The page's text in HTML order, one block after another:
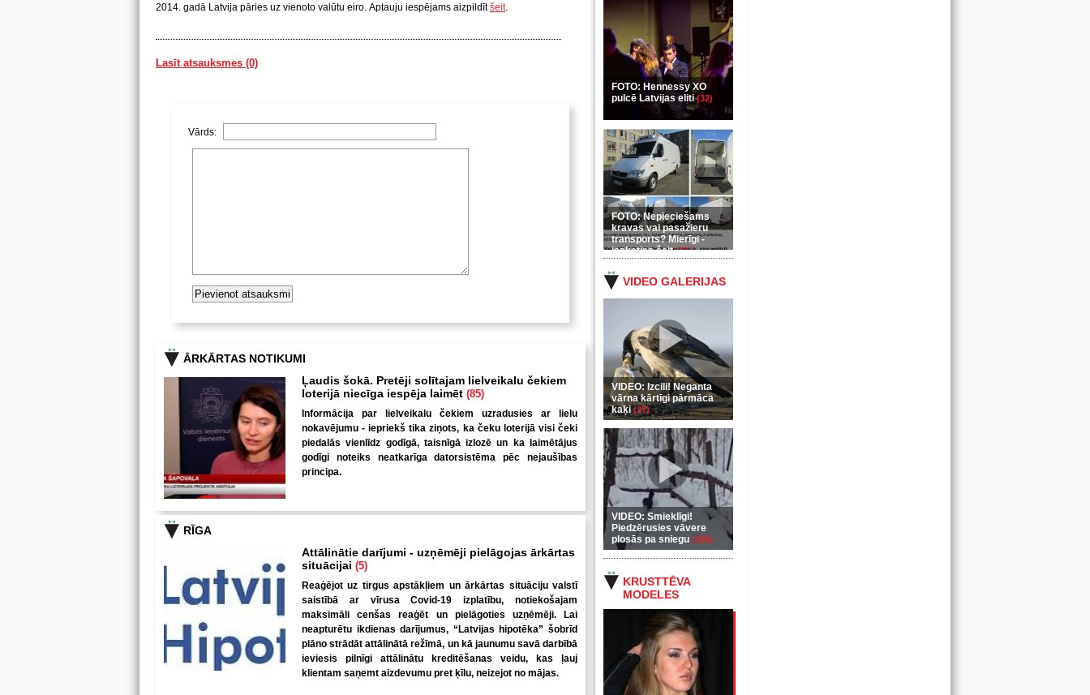
FOTO: Hennessy XO
pulcē Latvijas eliti(32)
FOTO: Nepieciešams
kravas vai pasažieru
transports? Mierīgi -
ieskaties šeit(35)
VIDEO GALERIJAS
VIDEO: Izcili! Neganta
vārna kārtīgi pārmāca
kaķi(37)
VIDEO: Smieklīgi!
Piedzērusies vāvere
plosās pa sniegu (255)
KRUSTTĒVA
MODELES
2014. gadā Latvija pāries uz vienoto valūtu eiro. Aptauju iespējams aizpildītšeit.
Lasīt atsauksmes (0)
Vārds:
ĀRKĀRTAS NOTIKUMI
Ļaudis šokā. Pretēji solītajam lielveikalu čekiem
loterijā niecīga iespēja laimēt (85)
Informācija par lielveikalu čekiem uzradusies ar lielu
nokavējumu - iepriekš tika ziņots, ka čeku loterijā visi čeki
piedalās vienlīdz godīgā, taisnīgā izlozē un ka laimētājus
godīgi noteiks neatkarīga datorsistēma pēc nejaušības
principa.
RĪGA
Attālinātie darījumi - uzņēmēji pielāgojas ārkārtas
situācijai (5)
Reaģējot uz tirgus apstākļiem un ārkārtas situāciju valstī
saistībā ar vīrusa Covid-19 izplatību, notiekošajam
maksimāli cenšas reaģēt un pielāgoties uzņēmēji. Lai
neapturētu ikdienas darījumus, “Latvijas hipotēka” šobrīd
plāno strādāt attālinātā režīmā, un kā jaunumu savā darbībā
ieviesis pilnīgi attālinātu kreditēšanas veidu, kas ļauj
klientam saņemt aizdevumu pret ķīlu, neizejot no mājas.